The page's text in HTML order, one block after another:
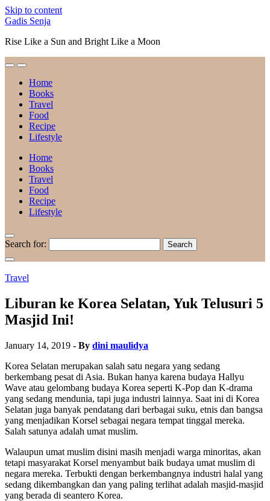
Skip to content
Gadis Senja
Rise Like a Sun and Bright Like a Moon
Home
Books
Travel
Food
Recipe
Lifestyle
Home
Books
Travel
Food
Recipe
Lifestyle
Search for:
Travel
Liburan ke Korea Selatan, Yuk Telusuri 5
Masjid Ini!
January 14, 2019 - By dini maulidya
Korea Selatan merupakan salah satu negara yang sedang
berkembang pesat di Asia. Bukan hanya karena budaya Hallyu
Wave atau gelombang budaya Korea seperti K-Pop dan K-drama
yang sedang mendunia, tapi juga industri lainnya. Saat ini di Korea
Selatan juga banyak pendatang dari berbagai suku, etnis dan bangsa
yang menjadikan Korsel sebagai negara tempat tinggal mereka.
Salah satunya adalah umat muslim.
Walaupun umat muslim disini masih menjadi warga minoritas, akan
tetapi masyarakat Korsel menyambut baik budaya umat muslim di
negara mereka. Terbukti dengan berkembangnya industri halal yang
sedang dikembangkan dan yang paling terlihat adalah masjid-masjid
yang berada di seantero Korea.